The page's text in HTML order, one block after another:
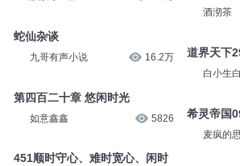
蛇仙杂谈
九哥有声小说 16.2万
第四百二十章 悠闲时光
如意鑫鑫 5826
451顺时守心、难时宽心、闲时
酒沏茶
道界天下
白小生
希灵帝国
麦疯的